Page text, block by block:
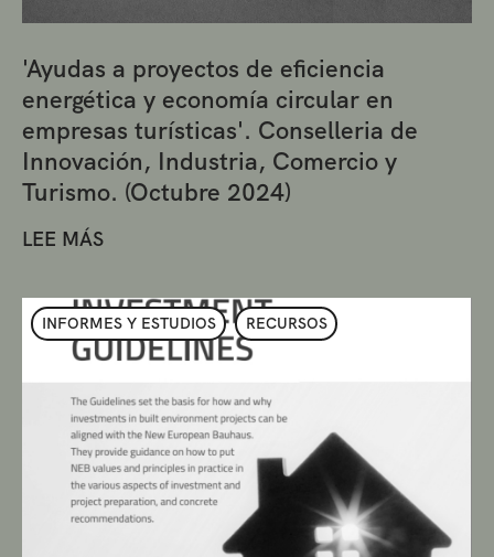
'Ayudas a proyectos de eficiencia
energética y economía circular en
empresas turísticas'. Conselleria de
Innovación, Industria, Comercio y
Turismo. (Octubre 2024)
LEE MÁS
INFORMES Y ESTUDIOS RECURSOS